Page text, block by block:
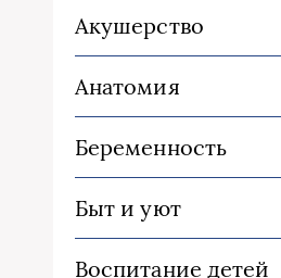
Акушерство
Анатомия
Беременность
Быт и уют
Воспитание детей